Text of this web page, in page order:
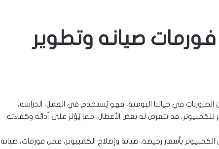
صيانه وتطوير
الضروريات في حياتنا اليومية، فهو يُستخدم في العمل، الدراسة،
للكمبيوتر، قد تتعرض له بعض الأعطال، مما يُؤثر على أدائه وكفاءته.
بأسعار رخيصة. صيانة وإصلاح الكمبيوتر، عمل فورمات، صيانة